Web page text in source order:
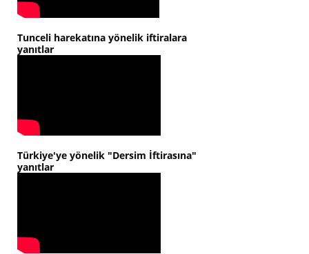
Tunceli harekatına yönelik iftiralara
yanıtlar
Türkiye'ye yönelik "Dersim İftirasına"
yanıtlar